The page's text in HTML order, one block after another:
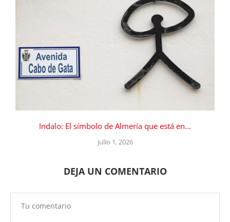
Indalo: El símbolo de Almería que está en...
julio 1, 2026
DEJA UN COMENTARIO